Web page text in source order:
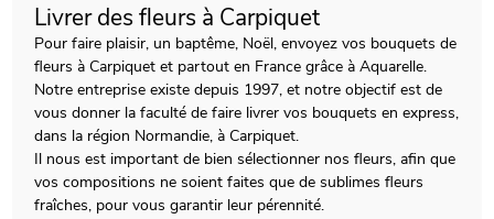
Livrer des fleurs à Carpiquet
Pour faire plaisir, un baptême, Noël, envoyez vos bouquets de
fleurs à Carpiquet et partout en France grâce à Aquarelle.
Notre entreprise existe depuis 1997, et notre objectif est de
vous donner la faculté de faire livrer vos bouquets en express,
dans la région Normandie, à Carpiquet.
Il nous est important de bien sélectionner nos fleurs, afin que
vos compositions ne soient faites que de sublimes fleurs
fraîches, pour vous garantir leur pérennité.